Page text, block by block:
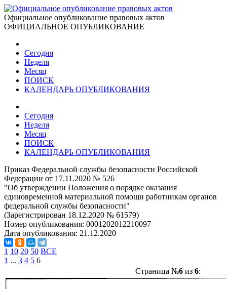
Официальное опубликование правовых актов
ОФИЦИАЛЬНОЕ ОПУБЛИКОВАНИЕ
Сегодня
Неделя
Месяц
ПОИСК
КАЛЕНДАРЬ ОПУБЛИКОВАНИЯ
Сегодня
Неделя
Месяц
ПОИСК
КАЛЕНДАРЬ ОПУБЛИКОВАНИЯ
Приказ Федеральной службы безопасности Российской
Федерации от 17.11.2020 № 526
"Об утверждении Положения о порядке оказания
единовременной материальной помощи работникам органов
федеральной службы безопасности"
(Зарегистрирован 18.12.2020 № 61579)
Номер опубликования: 0001202012210097
Дата опубликования: 21.12.2020
1 10 20 50 ВСЕ
1 ... 3 4 5 6
Страница №6из 6: